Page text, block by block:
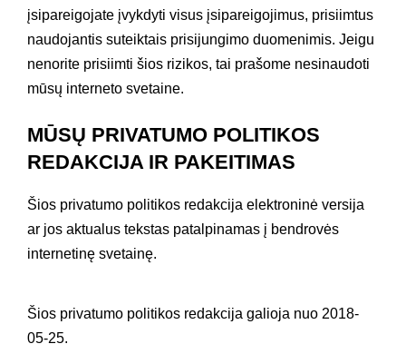
įsipareigojate įvykdyti visus įsipareigojimus, prisiimtus
naudojantis suteiktais prisijungimo duomenimis. Jeigu
nenorite prisiimti šios rizikos, tai prašome nesinaudoti
mūsų interneto svetaine.
MŪSŲ PRIVATUMO POLITIKOS
REDAKCIJA IR PAKEITIMAS
Šios privatumo politikos redakcija elektroninė versija
ar jos aktualus tekstas patalpinamas į bendrovės
internetinę svetainę.
Šios privatumo politikos redakcija galioja nuo 2018-
05-25.